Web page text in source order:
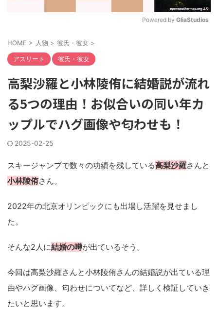
Powered by GliaStudios
HOME > 人物 > 彼氏・彼女 >
アスリート 彼氏・彼女
高梨沙羅と小林陵侑に結婚説が流れ
る5つの理由！お似合いの同い年カ
ップルでハグ画像や匂わせも！
2025-02-25
スキージャンプで数々の功績を残している高梨沙羅さんと
小林陵侑さん。
2022年の北京オリンピックにも出場し活躍を見せまし
た。
そんな2人に結婚の噂が出ているそう。
今回は高梨沙羅さんと小林陵侑さんの結婚説が出ている理
由やハグ画像、匂わせについてなど、詳しく検証していき
たいと思います。